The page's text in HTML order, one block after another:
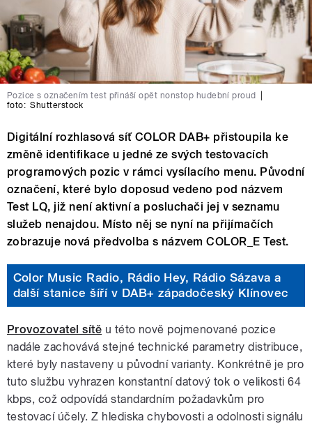
Pozice s označením test přináší opět nonstop hudební proud
foto: Shutterstock
Digitální rozhlasová síť COLOR DAB+ přistoupila ke
změně identifikace u jedné ze svých testovacích
programových pozic v rámci vysílacího menu. Původní
označení, které bylo doposud vedeno pod názvem
Test LQ, již není aktivní a posluchači jej v seznamu
služeb nenajdou. Místo něj se nyní na přijímačích
zobrazuje nová předvolba s názvem COLOR_E Test.
Color Music Radio, Rádio Hey, Rádio Sázava a
další stanice šíří v DAB+ západočeský Klínovec
Provozovatel sítě u této nově pojmenované pozice
nadále zachovává stejné technické parametry distribuce,
které byly nastaveny u původní varianty. Konkrétně je pro
tuto službu vyhrazen konstantní datový tok o velikosti 64
kbps, což odpovídá standardním požadavkům pro
testovací účely. Z hlediska chybovosti a odolnosti signálu